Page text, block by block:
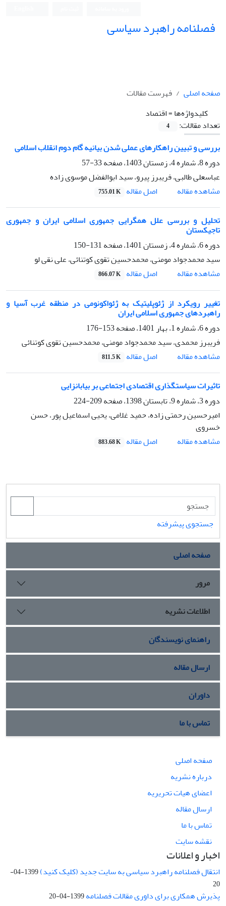
فصلنامه راهبرد سیاسی
صفحه اصلی
فهرست مقالات
کلیدواژه‌ها =اقتصاد
تعداد مقالات:
4
بررسی و تبیین راهکارهای عملی شدن بیانیه گام دوم انقلاب اسلامی
دوره 8، شماره 4، زمستان 1403، صفحه
33-57
عباسعلی طالبی، فریبرز پیرو، سید ابوالفضل موسوی زاده
مشاهده مقاله
اصل مقاله 755.01 K
تحلیل و بررسی علل همگرایی جمهوری اسلامی ایران و جمهوری
تاجیکستان
دوره 6، شماره 4، زمستان 1401، صفحه
131-150
سید محمدجواد مومنی، محمدحسین تقوی کوتنائی، علی نقی لو
مشاهده مقاله
اصل مقاله 866.07 K
تغییر رویکرد از ژئوپلیتیک به ژئواکونومی در منطقه غرب آسیا و
راهبردهای جمهوری اسلامی ایران
دوره 6، شماره 1، بهار 1401، صفحه
153-176
فریبرز محمدی، سید محمدجواد مومنی، محمدحسین تقوی کوتنائی
مشاهده مقاله
اصل مقاله 811.5 K
تاثیرات سیاستگذاری اقتصادی اجتماعی بر بیابانزایی
دوره 3، شماره 9، تابستان 1398، صفحه
209-224
امیرحسین رحمتی زاده، حمید غلامی، یحیی اسماعیل پور، حسن
خسروی
مشاهده مقاله
اصل مقاله 883.68 K
جستجوی پیشرفته
صفحه اصلی
مرور
اطلاعات نشریه
راهنمای نویسندگان
ارسال مقاله
داوران
تماس با ما
صفحه اصلی
درباره نشریه
اعضای هیات تحریریه
ارسال مقاله
تماس با ما
نقشه سایت
اخبار و اعلانات
انتقال فصلنامه راهبرد سیاسی به سایت جدید (کلیک کنید)
1399-04-
20
پذیرش همکاری برای داوری مقالات فصلنامه1399-04-20